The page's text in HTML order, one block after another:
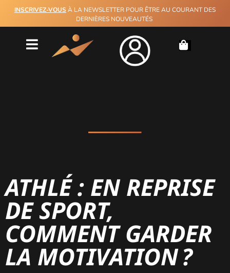
INSCRIVEZ-VOUS À LA NEWSLETTER POUR ÊTRE AU COURANT DES
DERNIÈRES NOUVEAUTÉS
ATHLÉ : EN REPRISE
DE SPORT,
COMMENT GARDER
LA MOTIVATION ?